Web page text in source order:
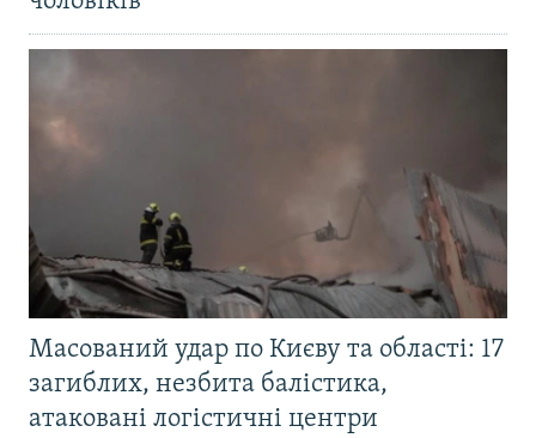
Масований удар по Києву та області: 17
загиблих, незбита балістика,
атаковані логістичні центри